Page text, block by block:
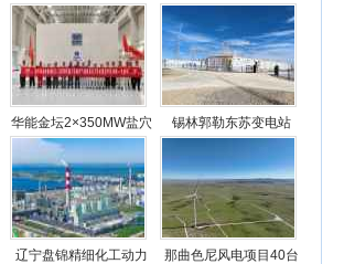
华能金坛2×350MW盐穴
压缩空气储能发电项目2
号机组透平机冲转一次
成功
锡林郭勒东苏变电站
动100万千瓦/400万千瓦
时电源侧储能电站成功
并网
辽宁盘锦精细化工动力 那曲色尼风电项目40台